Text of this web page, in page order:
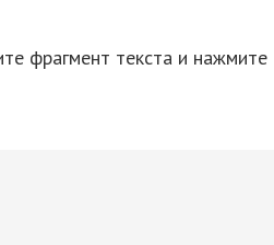
фрагмент текста и нажмите